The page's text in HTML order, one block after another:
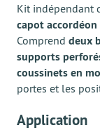
Kit indépendant
capot accordéon
Comprend deux
supports
coussinets en
portes et les
Application